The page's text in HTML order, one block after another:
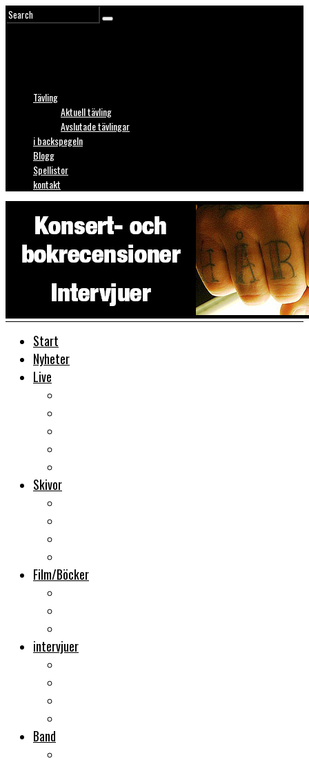
Tävling
Aktuell tävling
Avslutade tävlingar
i backspegeln
Blogg
Spellistor
kontakt
Start
Nyheter
Live
Skivor
Film/Böcker
intervjuer
Band